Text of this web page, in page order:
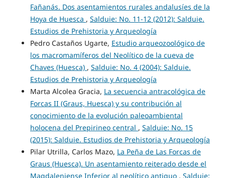
Fañanás. Dos asentamientos rurales andalusíes de la
Hoya de Huesca , Salduie: No. 11-12 (2012): Salduie.
Estudios de Prehistoria y Arqueología
Pedro Castaños Ugarte, Estudio arqueozoológico de
los macromamíferos del Neolítico de la cueva de
Chaves (Huesca) , Salduie: No. 4 (2004): Salduie.
Estudios de Prehistoria y Arqueología
Marta Alcolea Gracia, La secuencia antracológica de
Forcas II (Graus, Huesca) y su contribución al
conocimiento de la evolución paleoambiental
holocena del Prepirineo central , Salduie: No. 15
(2015): Salduie. Estudios de Prehistoria y Arqueología
Pilar Utrilla, Carlos Mazo, La Peña de Las Forcas de
Graus (Huesca). Un asentamiento reiterado desde el
Magdaleniense Inferior al neolítico antiguo , Salduie: